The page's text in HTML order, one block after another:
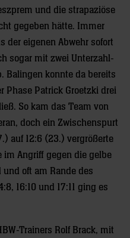
und die strapaziöse
gegeben hätte. Immer
der eigenen Abwehr sofort
sogar mit zwei Unterzahl-
Balingen konnte da bereits
Phase Patrick Groetzki drei
So kam das Team von
doch ein Zwischenspurt
auf 12:6 (23.) vergrößerte
im Angriff gegen die gelbe
oft am Rande des
16:10 und 17:11 ging es
Trainers Rolf Brack, mit